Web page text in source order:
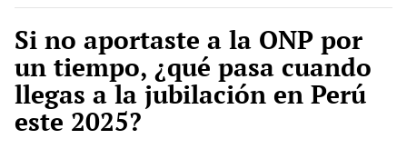
Si no aportaste a la ONP por
un tiempo, ¿qué pasa cuando
llegas a la jubilación en Perú
este 2025?